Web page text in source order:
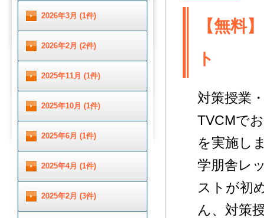
【無料
ト
対策授業
TVCMで
を実施し
学朋舎レ
ストが初
ん、対策
2026年3月 (1件)
2026年2月 (2件)
2025年11月 (1件)
2025年10月 (1件)
2025年6月 (1件)
2025年4月 (1件)
2025年2月 (3件)